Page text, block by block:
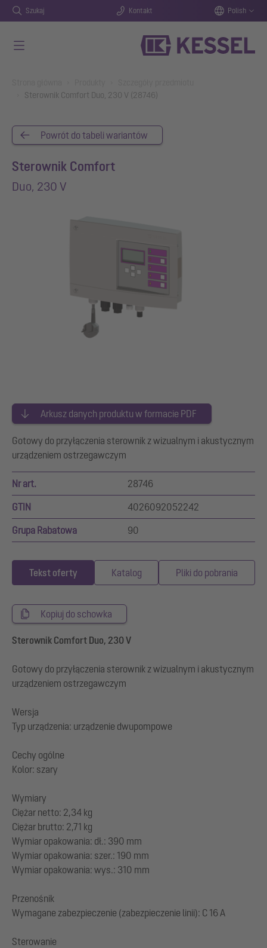
Szukaj Kontakt Polish
Sterownik Comfort Duo, 230 V (28746)
Powrót do tabeli wariantów
Sterownik Comfort
Duo, 230 V
Arkusz danych produktu w formacie PDF
Gotowy do przyłączenia sterownik z wizualnym i akustycznym
urządzeniem ostrzegawczym
Nr art. 28746
GTIN 4026092052242
Grupa Rabatowa 90
Tekst oferty Katalog Pliki do pobrania
Kopiuj do schowka
Sterownik Comfort Duo, 230 V
Gotowy do przyłączenia sterownik z wizualnym i akustycznym
urządzeniem ostrzegawczym
Wersja
Typ urządzenia: urządzenie dwupompowe
Cechy ogólne
Kolor: szary
Wymiary
Ciężar netto: 2,34 kg
Ciężar brutto: 2,71 kg
Wymiar opakowania: dł.: 390 mm
Wymiar opakowania: szer.: 190 mm
Wymiar opakowania: wys.: 310 mm
Przenośnik
Wymagane zabezpieczenie (zabezpieczenie linii): C 16 A
Sterowanie